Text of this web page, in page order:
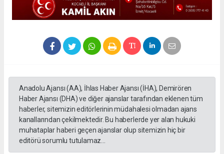
Anadolu Ajansı (AA), İhlas Haber Ajansı (İHA), Demirören
Haber Ajansı (DHA) ve diğer ajanslar tarafından eklenen tüm
haberler, sitemizin editörlerinin müdahalesi olmadan ajans
kanallarından çekilmektedir. Bu haberlerde yer alan hukuki
muhataplar haberi geçen ajanslar olup sitemizin hiç bir
editörü sorumlu tutulamaz...